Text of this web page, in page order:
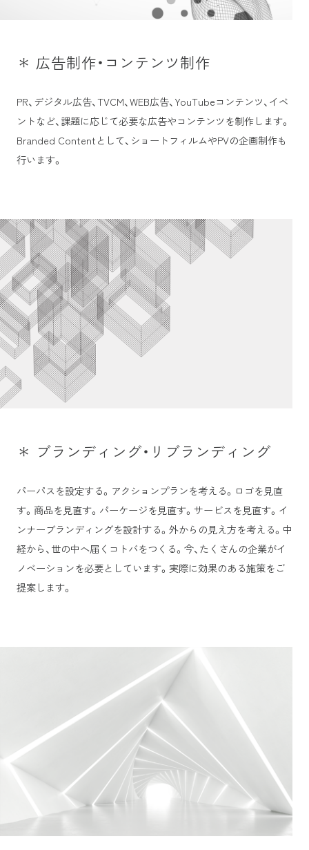
＊ 広告制作・コンテンツ制作
PR、デジタル広告、TVCM、WEB広告、YouTubeコンテンツ、イベ
ントなど、課題に応じて必要な広告やコンテンツを制作します。
Branded Contentとして、ショートフィルムやPVの企画制作も
行います。
＊ ブランディング・リブランディング
パーパスを設定する。アクションプランを考える。ロゴを見直
す。商品を見直す。パーケージを見直す。サービスを見直す。イ
ンナーブランディングを設計する。外からの見え方を考える。中
経から、世の中へ届くコトバをつくる。今、たくさんの企業がイ
ノベーションを必要としています。実際に効果のある施策をご
提案します。